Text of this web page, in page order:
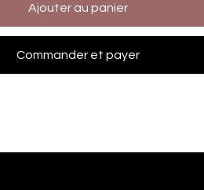
Ajouter au panier
Commander et payer